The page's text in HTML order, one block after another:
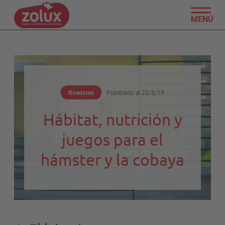
MENÚ
Roedores Publicado el 22/3/19
Hábitat, nutrición y
juegos para el
hámster y la cobaya